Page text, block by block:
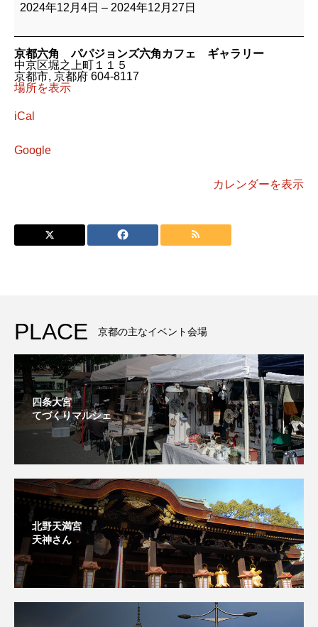
時
に
着
替
え
ま
せ
ん
か
2024年12月4日 – 2024年12月27日
京都六角 パパジョンズ六角カフェ ギャラリー
中京区堀之上町１１５
京都市, 京都府 604-8117
場所を表示
iCal
Google
カレンダーを表示
PLACE 京都の主なイベント会場
四条大宮
てづくりマルシェ
北野天満宮
天神さん